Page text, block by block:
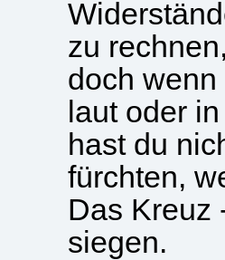
zu
doch
laut oder
hast du
fürchten,
Das Kreuz
siegen.